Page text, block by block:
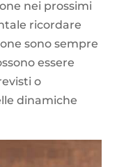
nei prossimi
ricordare
sono sempre
essere
o
dinamiche